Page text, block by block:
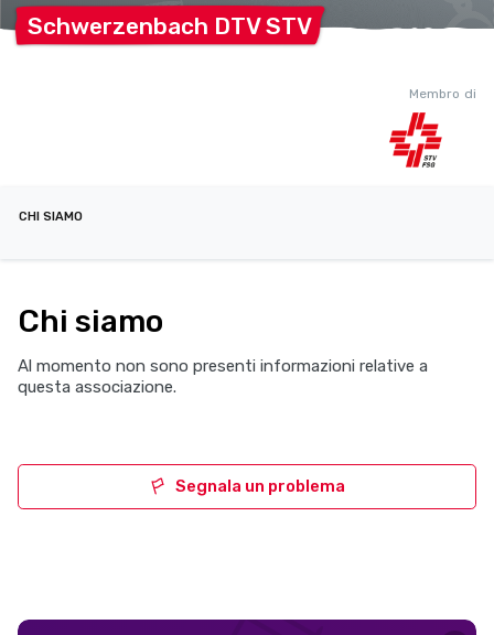
Schwerzenbach DTVSTV
Membro di
CHI SIAMO
Chi siamo
Al momento non sono presenti informazioni relative a
questa associazione.
Segnala un problema